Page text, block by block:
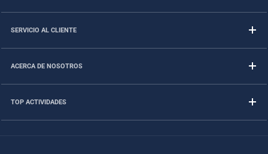
SERVICIO AL CLIENTE
ACERCA DE NOSOTROS
TOP ACTIVIDADES